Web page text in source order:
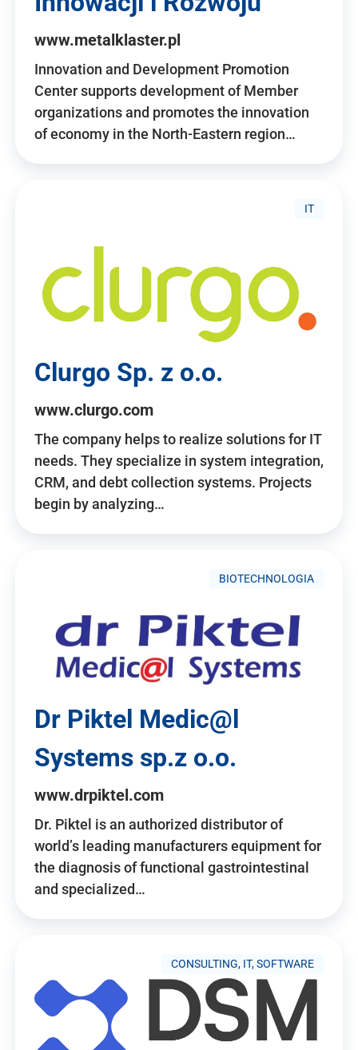
www.metalklaster.pl
Innovation and Development Promotion
Center supports development of Member
organizations and promotes the innovation
of economy in the North-Eastern region…
IT
Clurgo Sp. z o.o.
www.clurgo.com
The company helps to realize solutions for IT
needs. They specialize in system integration,
CRM, and debt collection systems. Projects
begin by analyzing…
BIOTECHNOLOGIA
Dr Piktel Medic@l
Systems sp.z o.o.
www.drpiktel.com
Dr. Piktel is an authorized distributor of
world’s leading manufacturers equipment for
the diagnosis of functional gastrointestinal
and specialized…
CONSULTING, IT, SOFTWARE